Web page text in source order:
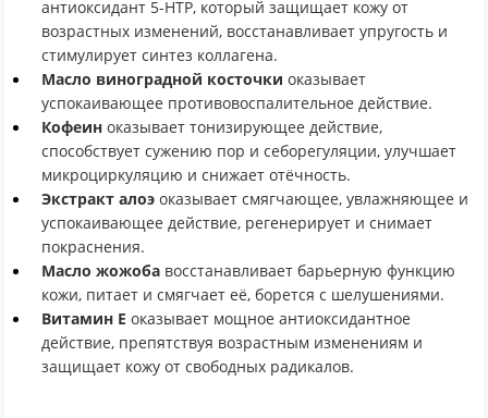
антиоксидант 5-НТР, который защищает кожу от
возрастных изменений, восстанавливает упругость и
стимулирует синтез коллагена.
Масло виноградной косточки оказывает
успокаивающее противовоспалительное действие.
Кофеин оказывает тонизирующее действие,
способствует сужению пор и себорегуляции, улучшает
микроциркуляцию и снижает отёчность.
Экстракт алоэ оказывает смягчающее, увлажняющее и
успокаивающее действие, регенерирует и снимает
покраснения.
Масло жожоба восстанавливает барьерную функцию
кожи, питает и смягчает её, борется с шелушениями.
Витамин Е оказывает мощное антиоксидантное
действие, препятствуя возрастным изменениям и
защищает кожу от свободных радикалов.